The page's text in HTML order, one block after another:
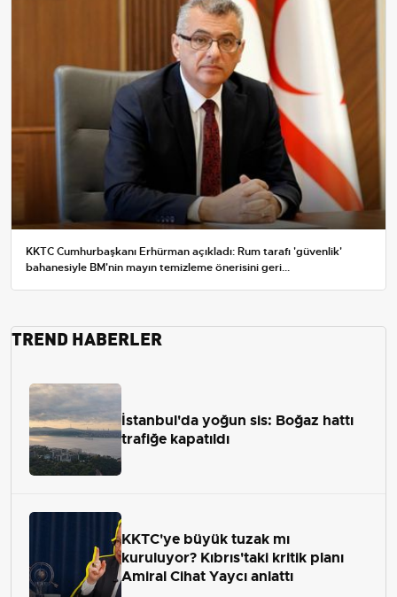
KKTC Cumhurbaşkanı Erhürman açıkladı: Rum tarafı 'güvenlik'
bahanesiyle BM'nin mayın temizleme önerisini geri...
TREND HABERLER
İstanbul'da yoğun sis: Boğaz hattı
trafiğe kapatıldı
KKTC'ye büyük tuzak mı
kuruluyor? Kıbrıs'taki kritik planı
Amiral Cihat Yaycı anlattı